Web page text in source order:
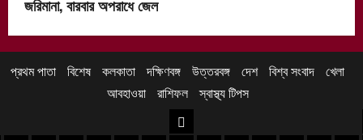
জরিমানা, বারবার অপরাধে জেল
প্রথম পাতা বিশেষ কলকাতা দক্ষিণবঙ্গ উত্তরবঙ্গ দেশ বিশ্ব সংবাদ খেলা
আবহাওয়া
রাশিফল স্বাস্থ্য টিপস
উত্তরবঙ্গ